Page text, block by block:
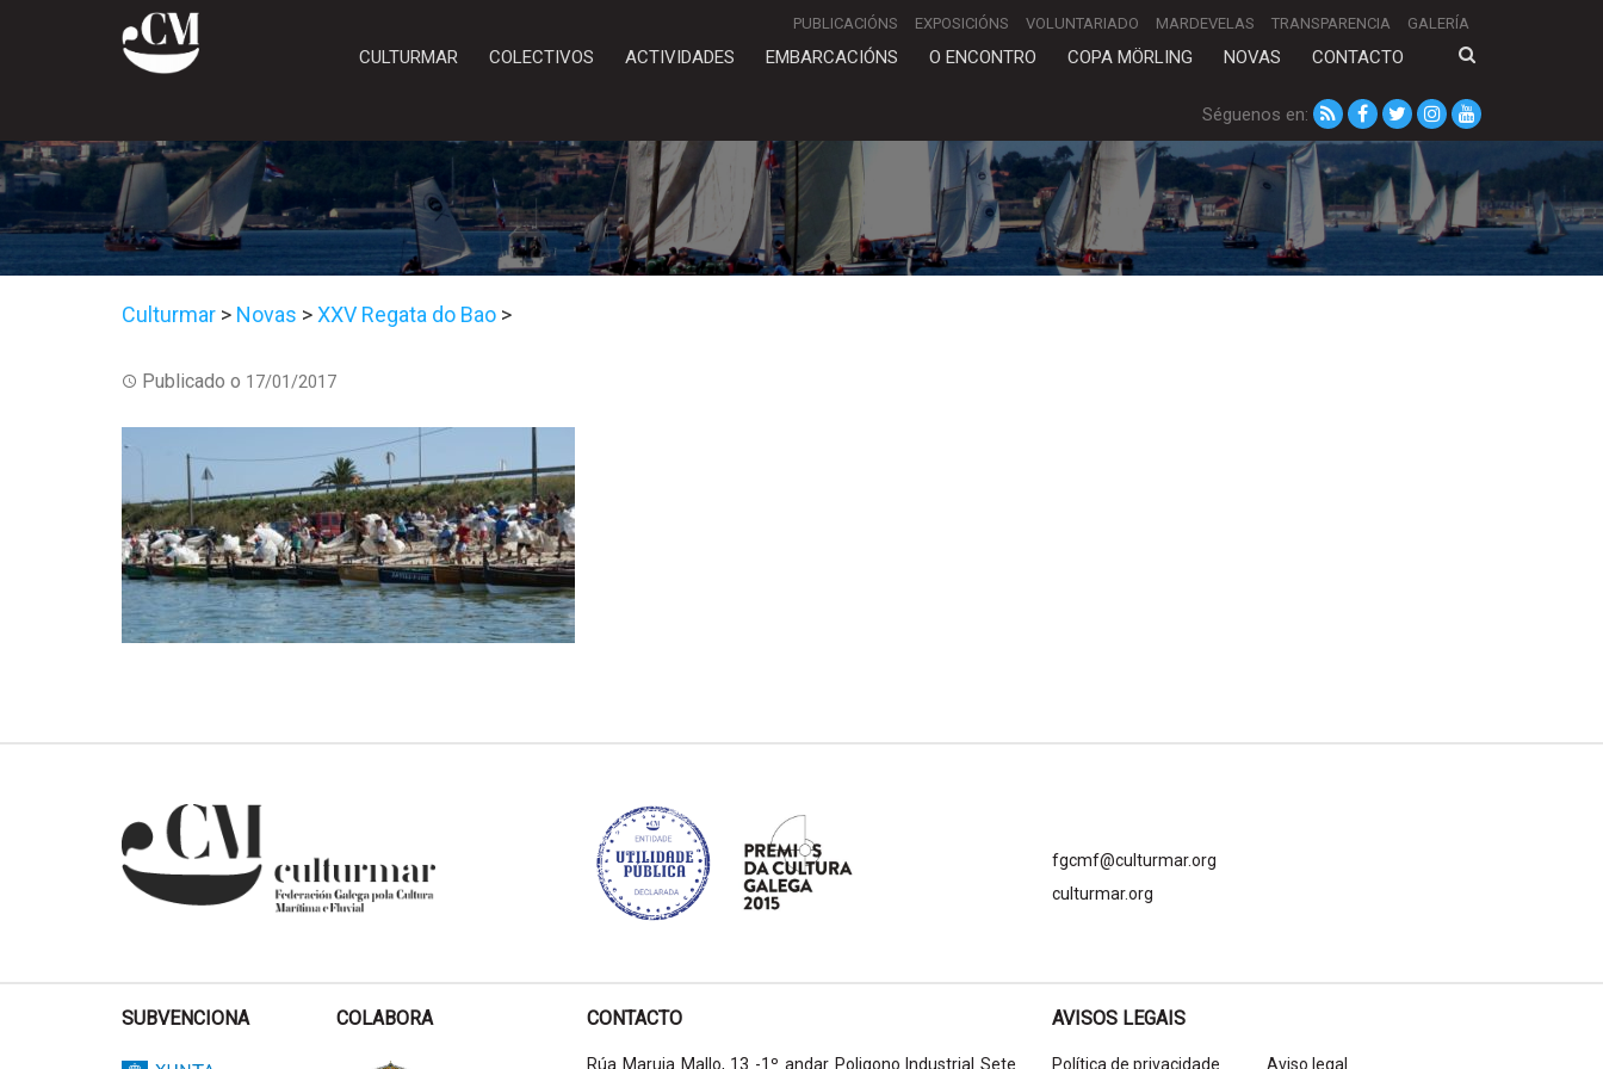
PUBLICACIÓNS EXPOSICIÓNS VOLUNTARIADO MARDEVELAS TRANSPARENCIA GALERÍA
CULTURMAR COLECTIVOS ACTIVIDADES EMBARCACIÓNS O ENCONTRO COPA MÖRLING NOVAS CONTACTO
Séguenos en:
Culturmar > Novas >XXV Regata do Bao >
Publicado o 17/01/2017
fgcmf@culturmar.org
culturmar.org
SUBVENCIONA COLABORA CONTACTO
Rúa Maruja Mallo, 13 -1º andar Poligono Industrial Sete
AVISOS LEGAIS
Política de privacidade Aviso legal